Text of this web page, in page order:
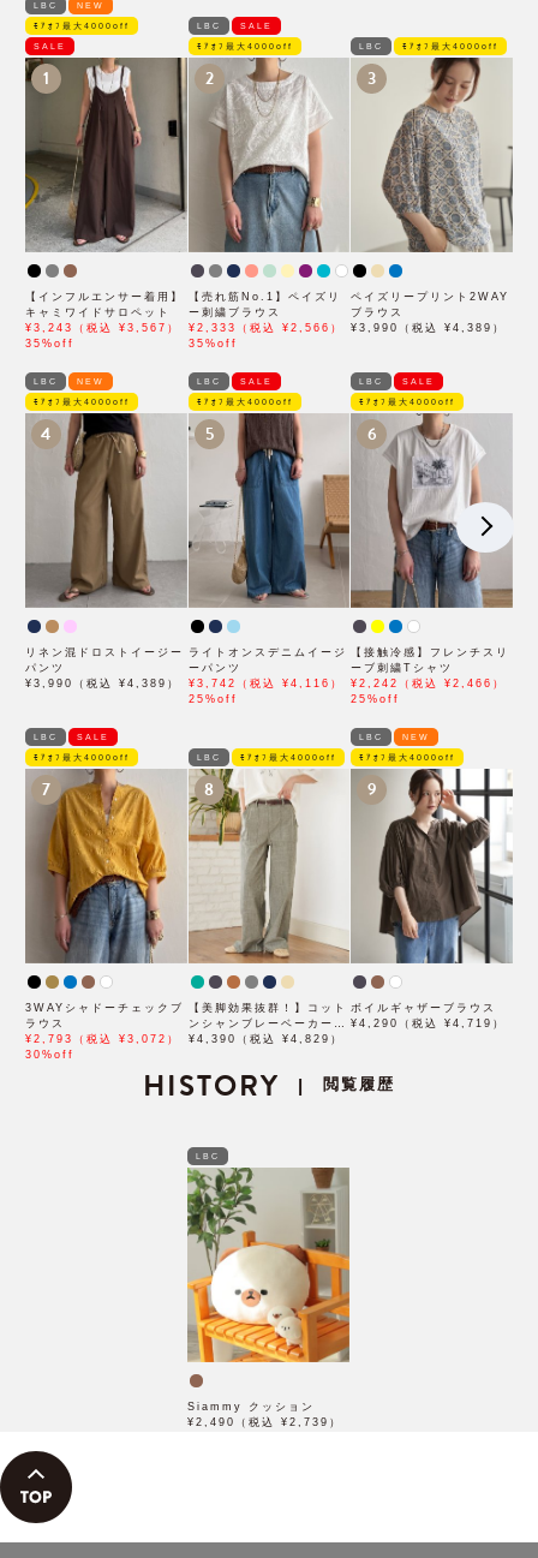
LBC NEW
ﾓｱｵﾌ最大4000off
SALE
1
【インフルエンサー着用】
キャミワイドサロペット
¥3,243（税込 ¥3,567）
35%off
LBC SALE
ﾓｱｵﾌ最大4000off
2
【売れ筋No.1】ペイズリ
ー刺繍ブラウス
¥2,333（税込 ¥2,566）
35%off
LBC ﾓｱｵﾌ最大4000off
3
ペイズリープリント2WAY
ブラウス
¥3,990（税込 ¥4,389）
LBC NEW
ﾓｱｵﾌ最大4000off
4
リネン混ドロストイージー
パンツ
¥3,990（税込 ¥4,389）
LBC SALE
ﾓｱｵﾌ最大4000off
5
ライトオンスデニムイージ
ーパンツ
¥3,742（税込 ¥4,116）
25%off
LBC SALE
ﾓｱｵﾌ最大4000off
6
【接触冷感】フレンチスリ
ーブ刺繍Tシャツ
¥2,242（税込 ¥2,466）
25%off
LBC SALE
ﾓｱｵﾌ最大4000off
7
3WAYシャドーチェックブ
ラウス
¥2,793（税込 ¥3,072）
30%off
LBC ﾓｱｵﾌ最大4000off
8
【美脚効果抜群！】コット
ンシャンブレーベーカーパ
ンツ
¥4,390（税込 ¥4,829）
LBC NEW
ﾓｱｵﾌ最大4000off
9
ボイルギャザーブラウス
¥4,290（税込 ¥4,719）
HISTORY | 閲覧履歴
LBC
Siammy クッション
¥2,490（税込 ¥2,739）